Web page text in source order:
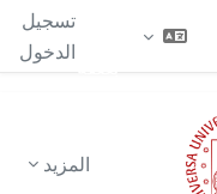
تسجيل
الدخول
المزيد